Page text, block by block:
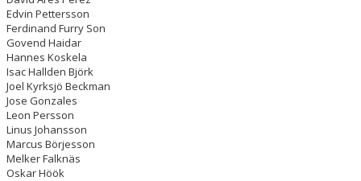
Edvin Pettersson
Ferdinand Furry Son
Govend Haidar
Hannes Koskela
Isac Hallden Björk
Joel Kyrksjö Beckman
Jose Gonzales
Leon Persson
Linus Johansson
Marcus Börjesson
Melker Falknäs
Oskar Höök